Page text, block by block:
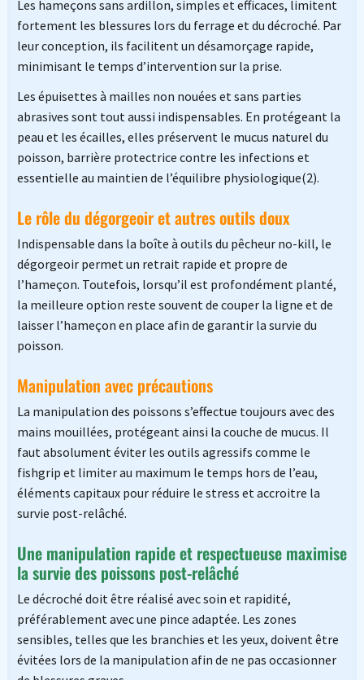
Les hameçons sans ardillon, simples et efficaces, limitent
fortement les blessures lors du ferrage et du décroché. Par
leur conception, ils facilitent un désamorçage rapide,
minimisant le temps d’intervention sur la prise.
Les épuisettes à mailles non nouées et sans parties
abrasives sont tout aussi indispensables. En protégeant la
peau et les écailles, elles préservent le mucus naturel du
poisson, barrière protectrice contre les infections et
essentielle au maintien de l’équilibre physiologique(2).
Le rôle du dégorgeoir et autres outils doux
Indispensable dans la boîte à outils du pêcheur no-kill, le
dégorgeoir permet un retrait rapide et propre de
l’hameçon. Toutefois, lorsqu’il est profondément planté,
la meilleure option reste souvent de couper la ligne et de
laisser l’hameçon en place afin de garantir la survie du
poisson.
Manipulation avec précautions
La manipulation des poissons s’effectue toujours avec des
mains mouillées, protégeant ainsi la couche de mucus. Il
faut absolument éviter les outils agressifs comme le
fishgrip et limiter au maximum le temps hors de l’eau,
éléments capitaux pour réduire le stress et accroitre la
survie post-relâché.
Une manipulation rapide et respectueuse maximise
la survie des poissons post-relâché
Le décroché doit être réalisé avec soin et rapidité,
préférablement avec une pince adaptée. Les zones
sensibles, telles que les branchies et les yeux, doivent être
évitées lors de la manipulation afin de ne pas occasionner